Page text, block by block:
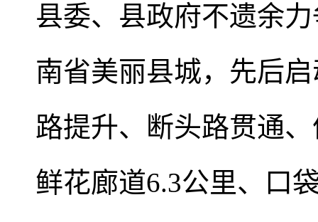
县委、县政府不遗余
南省美丽县城，先后
路提升、断头路贯通
鲜花廊道6.3公里、口